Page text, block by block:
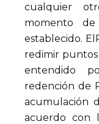
cualquier
momento de
establecido.
redimir
entendido
redención de
acumulación
acuerdo con